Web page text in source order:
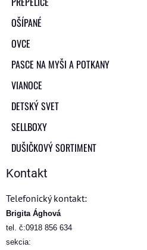
OŠÍPANÉ
OVCE
PASCE NA MYŠI A POTKANY
VIANOCE
DETSKÝ SVET
SELLBOXY
DUŠIČKOVÝ SORTIMENT
Kontakt
Telefonický kontakt:
Brigita Ághová
tel. č:0918 856 634
sekcia: